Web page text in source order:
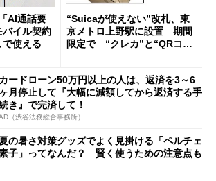
AI通話要
バイル契約
使える
“Suicaが使えない”改札、東
京メトロ上野駅に設置 期間
限定で “クレカ”と“QRコー
カードローン50万円以上の人は、返済を3～6
ヶ月停止して『大幅に減額してから返済する手
き』で完済して！
（渋谷法務総合事務所）
の暑さ対策グッズでよく見掛ける「ペルチェ
子」ってなんだ？ 賢く使うための注意点も